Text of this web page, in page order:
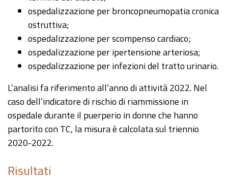
ospedalizzazione per broncopneumopatia cronica
ostruttiva;
ospedalizzazione per scompenso cardiaco;
ospedalizzazione per ipertensione arteriosa;
ospedalizzazione per infezioni del tratto urinario.
L’analisi fa riferimento all’anno di attività 2022. Nel
caso dell’indicatore di rischio di riammissione in
ospedale durante il puerperio in donne che hanno
partorito con TC, la misura è calcolata sul triennio
2020-2022.
Risultati